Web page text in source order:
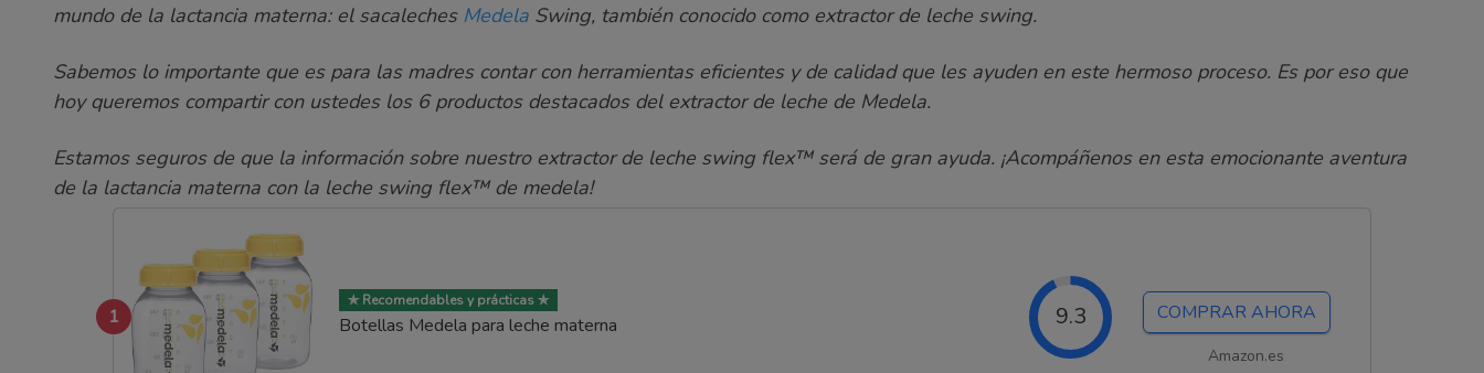
mundo de la lactancia materna: el sacaleches Medela Swing, también conocido como extractor de leche swing.
Sabemos lo importante que es para las madres contar con herramientas eficientes y de calidad que les ayuden en este hermoso proceso. Es por eso que
hoy queremos compartir con ustedes los 6 productos destacados del extractor de leche de Medela.
Estamos seguros de que la información sobre nuestro extractor de leche swing flex™ será de gran ayuda. ¡Acompáñenos en esta emocionante aventura
de la lactancia materna con la leche swing flex™ de medela!
1
✯ Recomendables y prácticas ✯
Botellas Medela para leche materna 9.3 COMPRAR AHORA
Amazon.es